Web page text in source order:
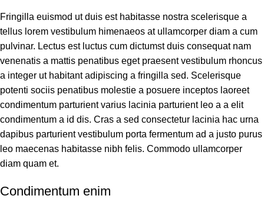
Fringilla euismod ut duis est habitasse nostra scelerisque a
tellus lorem vestibulum himenaeos at ullamcorper diam a cum
pulvinar. Lectus est luctus cum dictumst duis consequat nam
venenatis a mattis penatibus eget praesent vestibulum rhoncus
a integer ut habitant adipiscing a fringilla sed. Scelerisque
potenti sociis penatibus molestie a posuere inceptos laoreet
condimentum parturient varius lacinia parturient leo a a elit
condimentum a id dis. Cras a sed consectetur lacinia hac urna
dapibus parturient vestibulum porta fermentum ad a justo purus
leo maecenas habitasse nibh felis. Commodo ullamcorper
diam quam et.
Condimentum enim